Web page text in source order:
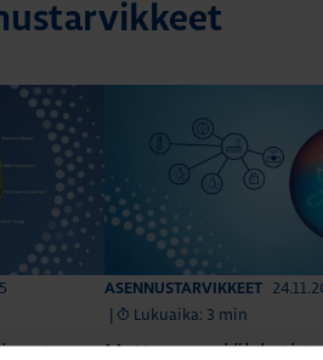
ASENNUSTARVIKKEET
|
Lukuaika: 3 min
Matter – uusi